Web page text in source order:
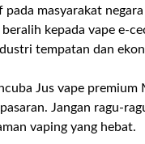
masyarakat
kepada vape e-
tempatan dan
Jus vape premium
Jangan ragu-
vaping yang hebat.